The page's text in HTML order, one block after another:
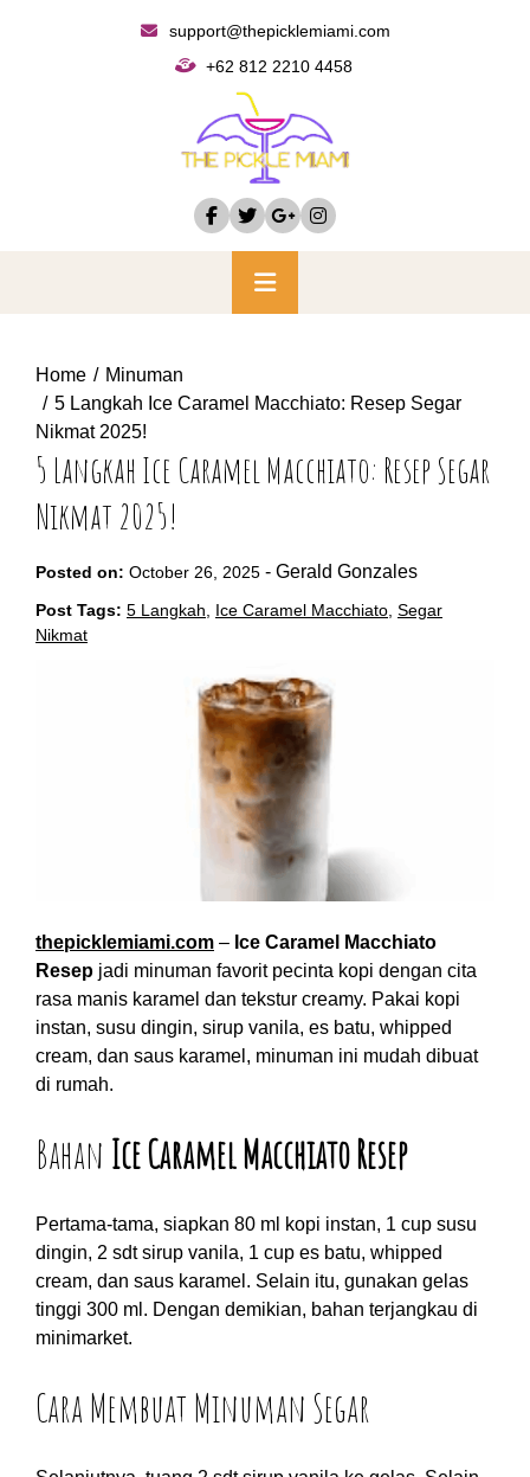
support@thepicklemiami.com
+62 812 2210 4458
Primary
Menu
Home
Minuman
5 Langkah Ice Caramel Macchiato: Resep Segar
Nikmat 2025!
5 Langkah Ice Caramel Macchiato: Resep Segar
Nikmat 2025!
Posted on: October 26, 2025 - Gerald Gonzales
Post Tags: 5 Langkah, Ice Caramel Macchiato, Segar
Nikmat
thepicklemiami.com – Ice Caramel Macchiato
Resep jadi minuman favorit pecinta kopi dengan cita
rasa manis karamel dan tekstur creamy. Pakai kopi
instan, susu dingin, sirup vanila, es batu, whipped
cream, dan saus karamel, minuman ini mudah dibuat
di rumah.
Bahan Ice Caramel Macchiato Resep
Pertama-tama, siapkan 80 ml kopi instan, 1 cup susu
dingin, 2 sdt sirup vanila, 1 cup es batu, whipped
cream, dan saus karamel. Selain itu, gunakan gelas
tinggi 300 ml. Dengan demikian, bahan terjangkau di
minimarket.
Cara Membuat Minuman Segar